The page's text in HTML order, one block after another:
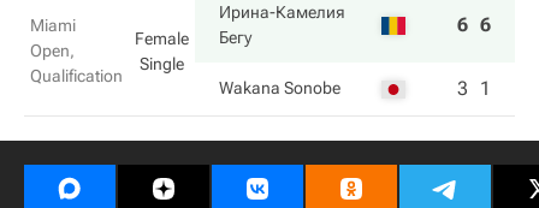
Miami
Open,
Qualification
Female
Single
Ирина-Камелия
Бегу
6 6
Wakana Sonobe 3 1